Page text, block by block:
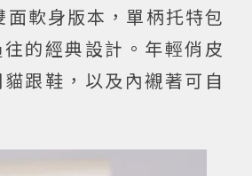
軟身版本，單柄托特包
的經典設計。年輕俏皮
跟鞋，以及內襯著可自